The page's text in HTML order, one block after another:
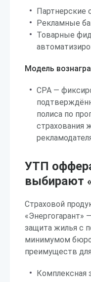
Партнерские
Рекламные
Товарные
Модель
CPA —
полиса по
страхования
УТП
выбирают
Страховой
«Энергогарант»
защита жилья с
минимумом
преимуществ
Комплексная